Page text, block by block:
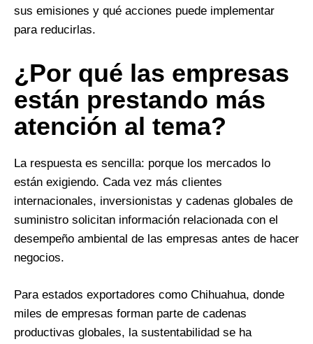
sus emisiones y qué acciones puede implementar
para reducirlas.
¿Por qué las empresas
están prestando más
atención al tema?
La respuesta es sencilla: porque los mercados lo
están exigiendo. Cada vez más clientes
internacionales, inversionistas y cadenas globales de
suministro solicitan información relacionada con el
desempeño ambiental de las empresas antes de hacer
negocios.
Para estados exportadores como Chihuahua, donde
miles de empresas forman parte de cadenas
productivas globales, la sustentabilidad se ha